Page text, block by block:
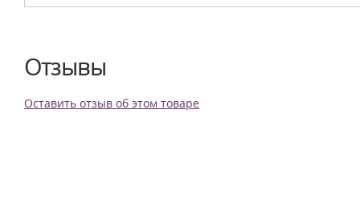
Отзывы
Оставить отзыв об этом товаре